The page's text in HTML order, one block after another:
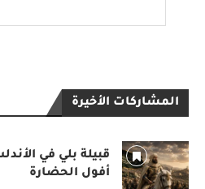
المشاركات الأخيرة
قبيلة بلي في
أفول الحضارة